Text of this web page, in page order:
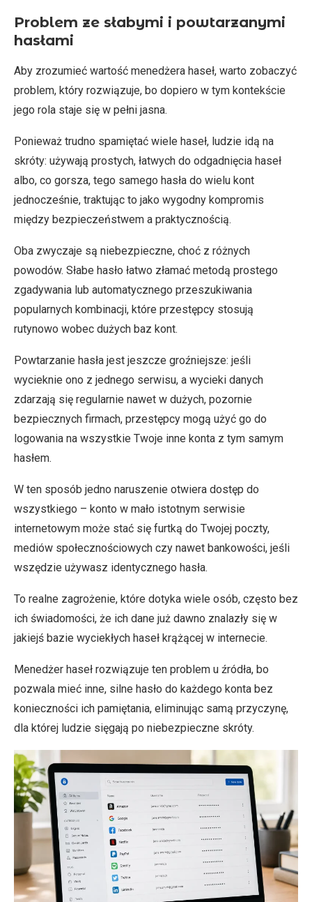
Problem ze słabymi i powtarzanymi
hasłami
Aby zrozumieć wartość menedżera haseł, warto zobaczyć
problem, który rozwiązuje, bo dopiero w tym kontekście
jego rola staje się w pełni jasna.
Ponieważ trudno spamiętać wiele haseł, ludzie idą na
skróty: używają prostych, łatwych do odgadnięcia haseł
albo, co gorsza, tego samego hasła do wielu kont
jednocześnie, traktując to jako wygodny kompromis
między bezpieczeństwem a praktycznością.
Oba zwyczaje są niebezpieczne, choć z różnych
powodów. Słabe hasło łatwo złamać metodą prostego
zgadywania lub automatycznego przeszukiwania
popularnych kombinacji, które przestępcy stosują
rutynowo wobec dużych baz kont.
Powtarzanie hasła jest jeszcze groźniejsze: jeśli
wycieknie ono z jednego serwisu, a wycieki danych
zdarzają się regularnie nawet w dużych, pozornie
bezpiecznych firmach, przestępcy mogą użyć go do
logowania na wszystkie Twoje inne konta z tym samym
hasłem.
W ten sposób jedno naruszenie otwiera dostęp do
wszystkiego – konto w mało istotnym serwisie
internetowym może stać się furtką do Twojej poczty,
mediów społecznościowych czy nawet bankowości, jeśli
wszędzie używasz identycznego hasła.
To realne zagrożenie, które dotyka wiele osób, często bez
ich świadomości, że ich dane już dawno znalazły się w
jakiejś bazie wyciekłych haseł krążącej w internecie.
Menedżer haseł rozwiązuje ten problem u źródła, bo
pozwala mieć inne, silne hasło do każdego konta bez
konieczności ich pamiętania, eliminując samą przyczynę,
dla której ludzie sięgają po niebezpieczne skróty.